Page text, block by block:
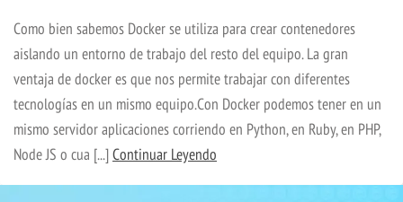
Como bien sabemos Docker se utiliza para crear contenedores
aislando un entorno de trabajo del resto del equipo. La gran
ventaja de docker es que nos permite trabajar con diferentes
tecnologías en un mismo equipo.Con Docker podemos tener en un
mismo servidor aplicaciones corriendo en Python, en Ruby, en PHP,
Node JS o cua [...]Continuar Leyendo